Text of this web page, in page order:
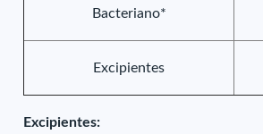
Bacteriano*
Excipientes
Excipientes: